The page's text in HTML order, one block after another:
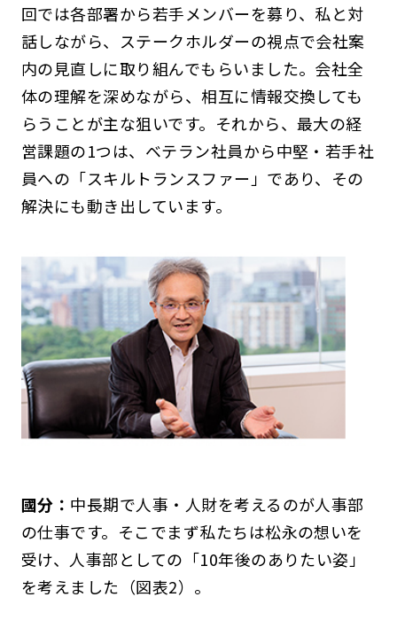
回では各部署から若手メンバーを募り、私と対
話しながら、ステークホルダーの視点で会社案
内の見直しに取り組んでもらいました。会社全
体の理解を深めながら、相互に情報交換しても
らうことが主な狙いです。それから、最大の経
営課題の1つは、ベテラン社員から中堅・若手社
員への「スキルトランスファー」であり、その
解決にも動き出しています。
國分： 中長期で人事・人財を考えるのが人事部
の仕事です。そこでまず私たちは松永の想いを
受け、人事部としての「10年後のありたい姿」
を考えました（図表2）。